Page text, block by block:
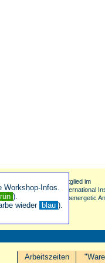
Mitglied im
International
Bioenergetic
Arbeitszeiten
Workshop-Infos.
).
wieder blau ).